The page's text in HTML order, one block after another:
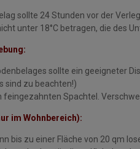
sollte 24 Stunden vor der
unter 18°C betragen, die des
sollte ein geeigneter
sind zu beachten!)
feingezahnten Spachtel.
im Wohnbereich):
bis zu einer Fläche von 20 qm